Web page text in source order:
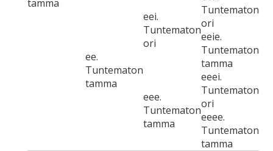
tamma
ee.
Tuntematon
tamma
eei.
Tuntematon
ori
Tuntematon
ori
eeie.
Tuntematon
tamma
eee.
Tuntematon
tamma
eeei.
Tuntematon
ori
eeee.
Tuntematon
tamma